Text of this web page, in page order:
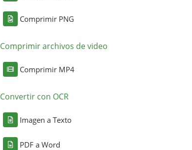
Comprimir PNG
Comprimir archivos de video
Comprimir MP4
Convertir con OCR
Imagen a Texto
PDF a Word